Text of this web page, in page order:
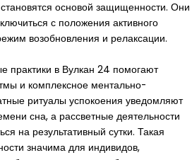
основой защищенности. Они
с положения активного
возобновления и релаксации.
практики в Вулкан 24 помогают
и комплексное ментально-
ритуалы успокоения уведомляют
сна, а рассветные деятельности
на результативный сутки. Такая
значима для индивидов,